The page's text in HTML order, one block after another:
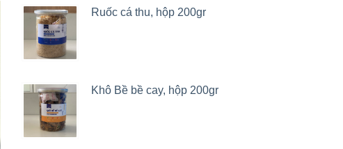
Ruốc cá thu, hộp 200gr
Khô Bề bề cay, hộp 200gr